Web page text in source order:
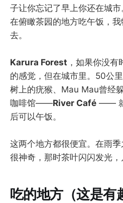
子让你忘记了早上你还在城
在俯瞰茶园的地方吃午饭，
去。
Karura Forest ，如果你没
的感觉，但在城市里。50公
树上的疣猴、Mau Mau曾经
咖啡馆——River Café —— 就
后可以午饭。
这两个地方都很便宜。在雨
很神奇，那时茶叶闪闪发光，
吃的地方（这是有